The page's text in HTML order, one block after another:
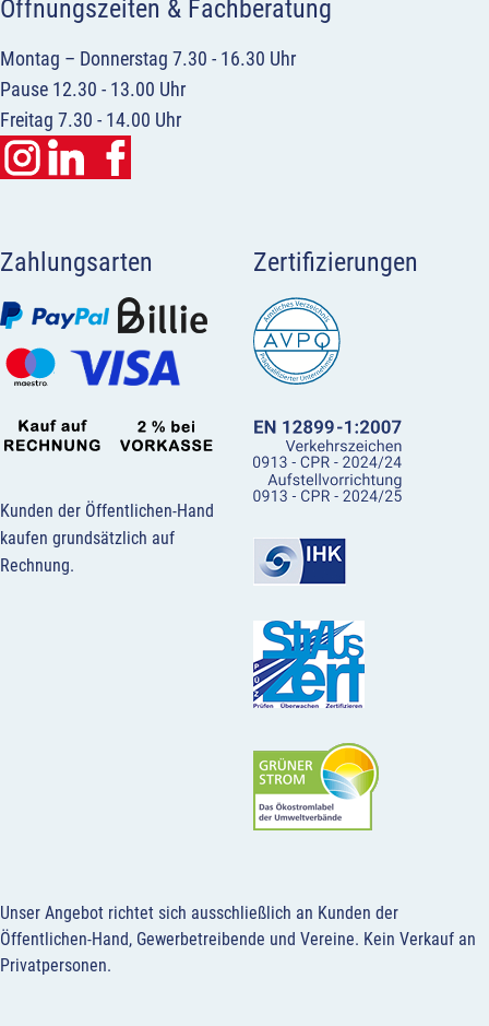
Öffnungszeiten & Fachberatung
Montag – Donnerstag 7.30 - 16.30 Uhr
Pause 12.30 - 13.00 Uhr
Freitag 7.30 - 14.00 Uhr
Zahlungsarten
Kunden der Öffentlichen-Hand
kaufen grundsätzlich auf
Rechnung.
Zertifizierungen
Unser Angebot richtet sich ausschließlich an Kunden der
Öffentlichen-Hand, Gewerbetreibende und Vereine. Kein Verkauf an
Privatpersonen.